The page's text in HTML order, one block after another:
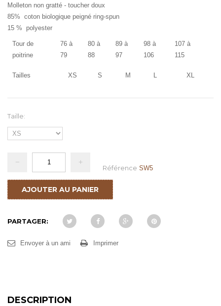
Molleton non gratté - toucher doux
85% coton biologique peigné ring-spun
15 % polyester
Tour de
poitrine
76 à
79
80 à
88
89 à
97
98 à
106
107 à
115
Tailles XS S M L XL
Taille:
AJOUTER AU PANIER
Référence SW5
PARTAGER:
Envoyer à un ami Imprimer
DESCRIPTION